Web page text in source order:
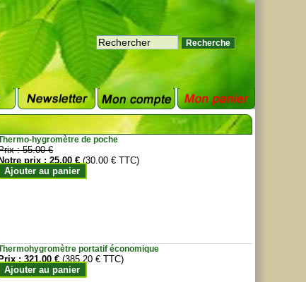
hygromètre de poche
:55.00 €
prix :25.00 € (30.00 € TTC)
Ajouter au panier
portatif économique
:321.00 € (385.20 € TTC)
Ajouter au panier